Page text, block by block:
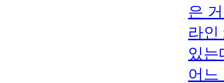
은
라인
있는
어느